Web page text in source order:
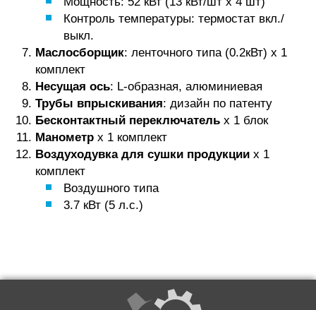
Контроль температуры: термостат вкл./
выкл.
Маслосборщик: ленточного типа (0.2кВт) х 1
комплект
Несущая ось: L-образная, алюминиевая
Трубы впрыскивания: дизайн по патенту
Бесконтактный переключатель х 1 блок
Манометр х 1 комплект
Воздуходувка для сушки продукции х 1
комплект
Воздушного типа
3.7 кВт (5 л.с.)